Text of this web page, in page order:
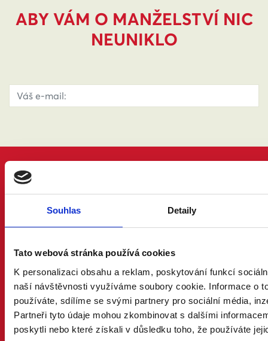
Souhlas Detaily
Tato webová stránka používá cookies
K personalizaci obsahu a reklam, poskytování funkcí
naší návštěvnosti využíváme soubory cookie. Informace o
používáte, sdílíme se svými partnery pro sociální média,
Partneři tyto údaje mohou zkombinovat s dalšími
poskytli nebo které získali v důsledku toho, že používáte
ABY VÁM O MANŽELSTVÍ NIC
NEUNIKLO
PROČ MANŽELSTVÍ
DŮVODY A ODPOVĚDI
PRÁVNÍ PORADNA
NÁZORY ODBORNÍKŮ A ODBORNIC
ONLINE PETICE
STOJÍ ZA NÁMI
FÉR MĚSTA A OBCE
FÉR FIRMY